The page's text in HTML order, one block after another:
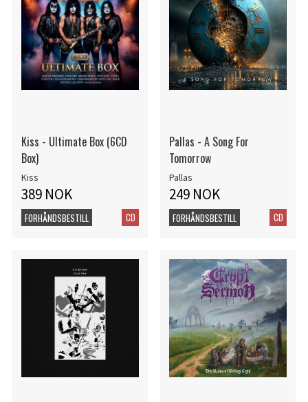
Kiss - Ultimate Box (6CD
Box)
Kiss
389 NOK
CD
FORHÅNDSBESTILL
Pallas - A Song For
Tomorrow
Pallas
249 NOK
CD
FORHÅNDSBESTILL